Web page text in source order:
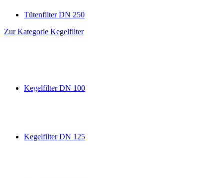
Tütenfilter DN 250
Zur Kategorie Kegelfilter
Kegelfilter DN 100
Kegelfilter DN 125